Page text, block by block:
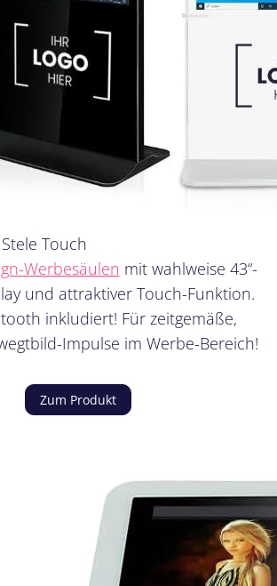
Touch
Werbesäulen mit wahlweise 43“-
und attraktiver Touch-Funktion.
inkludiert! Für zeitgemäße,
Impulse im Werbe-Bereich!
Zum Produkt